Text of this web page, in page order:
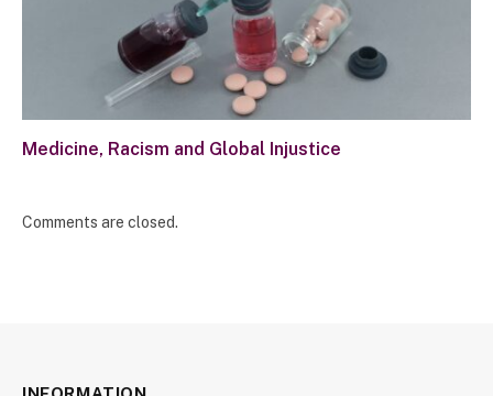
Medicine, Racism and Global Injustice
Comments are closed.